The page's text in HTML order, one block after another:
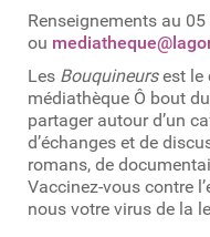
Renseignements au
ou
Les Bouquineursest le
médiathèque Ô bout
partager autour d’un
d’échanges et de
romans, de
Vaccinez-vous contre
nous votre virus de la